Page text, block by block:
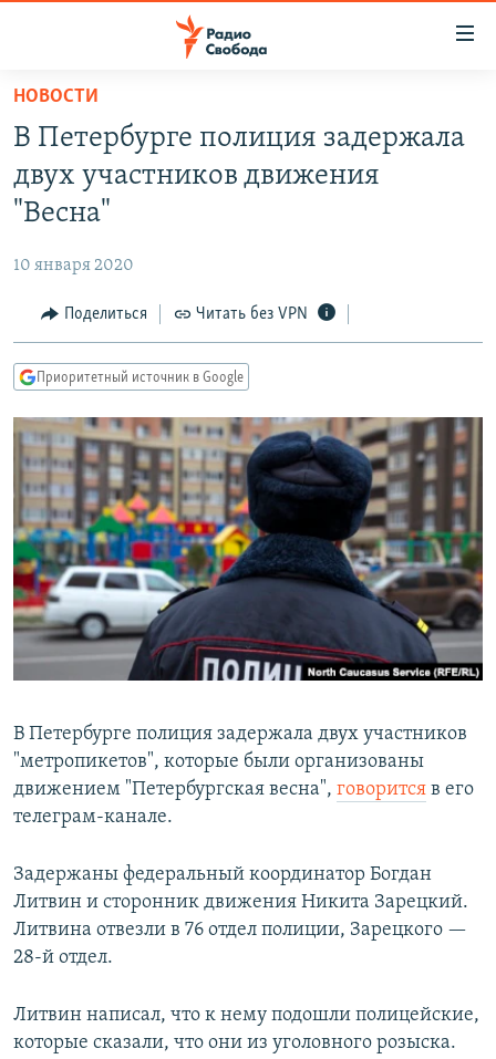
упрощенного
доступа
основному
Вернутся
Вернутся
поиску
ПРОГРАММЫ
ПОДКАСТЫ
АВТОРСКИЕ ПРОЕКТЫ
МНЕНИЯ
КУЛЬТУРА
КАВКАЗ.РЕАЛИИ
СЕВЕР.РЕАЛИИ
СИБИРЬ.РЕАЛИИ
РАСПИСАНИЕ ВЕЩАНИЯ
ПОДПИШИТЕСЬ НА РАССЫЛКУ
СОЦИАЛЬНЫЕ СЕТИ
Все сайты РСЕ/РС
НОВОСТИ
В Петербурге полиция задержала
двух участников движения
"Весна"
10 января 2020
Поделиться Читать без VPN
Приоритетный источник в Google
В Петербурге полиция задержала двух участников
"метропикетов", которые были организованы
движением "Петербургская весна", говорится в его
телеграм-канале.
Задержаны федеральный координатор Богдан
Литвин и сторонник движения Никита Зарецкий.
Литвина отвезли в 76 отдел полиции, Зарецкого —
28-й отдел.
Литвин написал, что к нему подошли полицейские,
которые сказали, что они из уголовного розыска.